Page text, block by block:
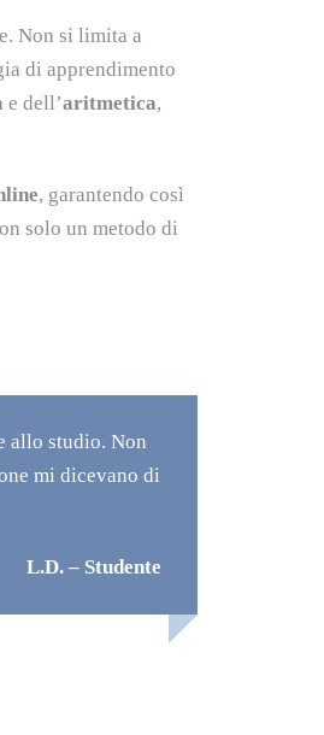
Non si limita a
di apprendimento
e dell’aritmetica,
, garantendo così
solo un metodo di
allo studio. Non
mi dicevano di
L.D. – Studente